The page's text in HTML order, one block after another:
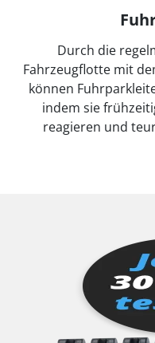
Durch die
Fahrzeugflotte mit
können
indem sie
reagieren und